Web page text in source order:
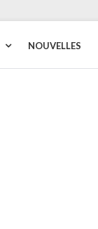
NOUVELLES